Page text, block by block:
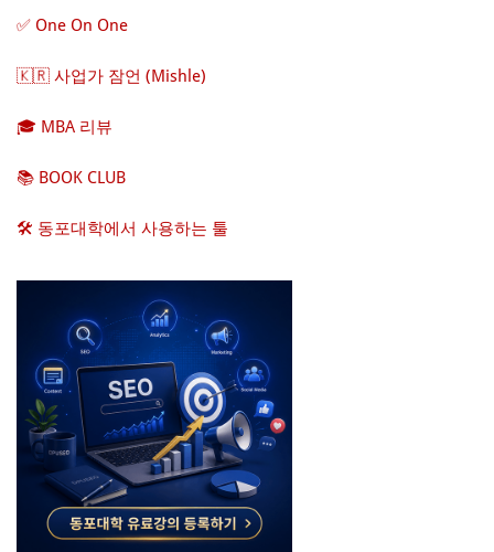
✅ One On One
🇰🇷 사업가 잠언 (Mishle)
🎓 MBA 리뷰
📚 BOOK CLUB
🛠️ 동포대학에서 사용하는 툴